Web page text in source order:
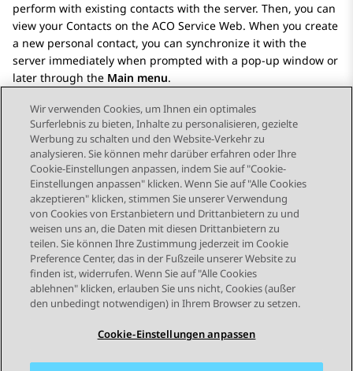
perform with existing contacts with the server. Then, you can
view your Contacts on the ACO Service Web. When you create
a new personal contact, you can synchronize it with the
server immediately when prompted with a pop-up window or
later through the Main menu.
Send Feedback
Themennavigation
Vorheriges Thema Nächstes Thema
STAY CONNECTED
Wir verwenden Cookies, um Ihnen ein optimales
Surferlebnis zu bieten, Inhalte zu personalisieren, gezielte
Werbung zu schalten und den Website-Verkehr zu
analysieren. Sie können mehr darüber erfahren oder Ihre
Cookie-Einstellungen anpassen, indem Sie auf "Cookie-
Einstellungen anpassen" klicken. Wenn Sie auf "Alle Cookies
akzeptieren" klicken, stimmen Sie unserer Verwendung
von Cookies von Erstanbietern und Drittanbietern zu und
weisen uns an, die Daten mit diesen Drittanbietern zu
teilen. Sie können Ihre Zustimmung jederzeit im Cookie
Preference Center, das in der Fußzeile unserer Website zu
finden ist, widerrufen. Wenn Sie auf "Alle Cookies
ablehnen" klicken, erlauben Sie uns nicht, Cookies (außer
den unbedingt notwendigen) in Ihrem Browser zu setzen.
Cookie-Einstellungen anpassen